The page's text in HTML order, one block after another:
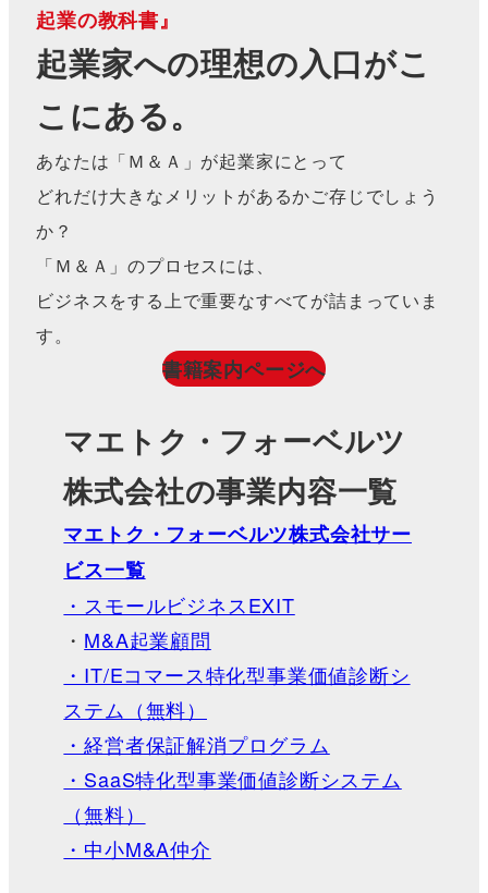
起業の教科書』
起業家への理想の入口がこ
こにある。
あなたは「Ｍ＆Ａ」が起業家にとって
どれだけ大きなメリットがあるかご存じでしょう
か？
「Ｍ＆Ａ」のプロセスには、
ビジネスをする上で重要なすべてが詰まっていま
す。
書籍案内ページへ
マエトク・フォーベルツ
株式会社の事業内容一覧
マエトク・フォーベルツ株式会社サー
ビス一覧
・スモールビジネスEXIT
・ M&A起業顧問
・IT/Eコマース特化型事業価値診断シ
ステム（無料）
・経営者保証解消プログラム
・SaaS特化型事業価値診断システム
（無料）
・中小M&A仲介